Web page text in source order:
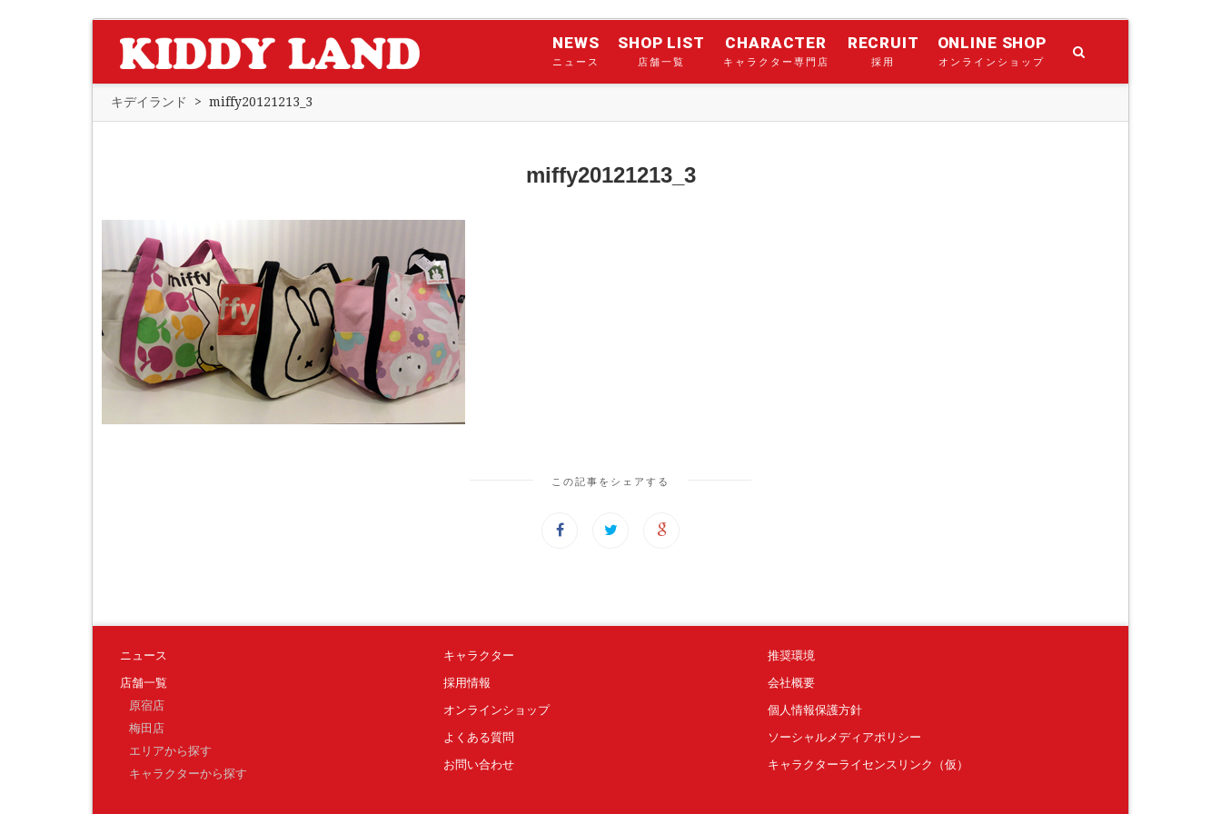
NEWS
ニュース
SHOP LIST
店舗一覧
CHARACTER
キャラクター専門店
RECRUIT
採用
ONLINE SHOP
オンラインショップ
キデイランド > miffy20121213_3
miffy20121213_3
この記事をシェアする
ニュース
店舗一覧
原宿店
梅田店
エリアから探す
キャラクターから探す
キャラクター
採用情報
オンラインショップ
よくある質問
お問い合わせ
推奨環境
会社概要
個人情報保護方針
ソーシャルメディアポリシー
キャラクターライセンスリンク（仮）